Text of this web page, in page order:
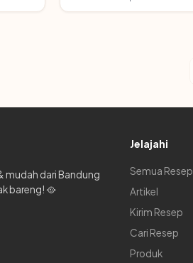
mudah dari Bandung
bareng! 🥘
Jelajahi
Semua Resep
Artikel
Kirim Resep
Cari Resep
Produk